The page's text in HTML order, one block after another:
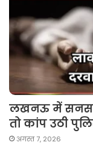
लखनऊ में
तो कांप उठी
अगस्त 7, 2026